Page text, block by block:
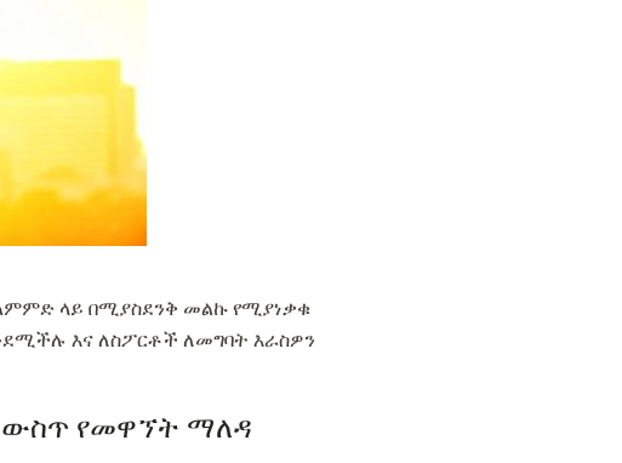
ላይ በሚያስደንቅ መልኩ የሚያነቃቁ
እና ለስፖርቶች ለመግባት እራስዎን
ውስጥ የመዋኘት ማለዳ